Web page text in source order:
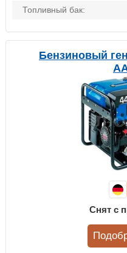
Топливный бак:
Бензиновый
Снят с